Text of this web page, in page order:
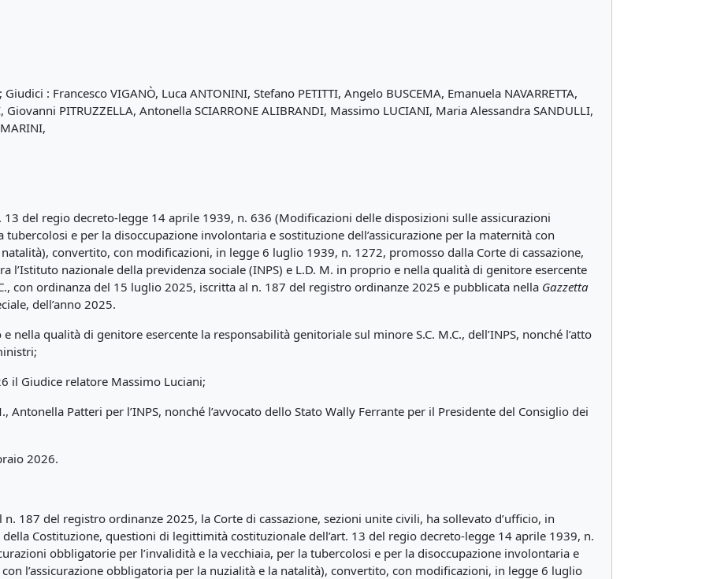
: Francesco VIGANÒ, Luca ANTONINI, Stefano PETITTI, Angelo BUSCEMA, Emanuela NAVARRETTA,
Giovanni PITRUZZELLA, Antonella SCIARRONE ALIBRANDI, Massimo LUCIANI, Maria Alessandra SANDULLI,
del regio decreto-legge 14 aprile 1939, n. 636 (Modificazioni delle disposizioni sulle assicurazioni
e per la disoccupazione involontaria e sostituzione dell’assicurazione per la maternità con
convertito, con modificazioni, in legge 6 luglio 1939, n. 1272, promosso dalla Corte di cassazione,
l’Istituto nazionale della previdenza sociale (INPS) e L.D. M. in proprio e nella qualità di genitore esercente
con ordinanza del 15 luglio 2025, iscritta al n. 187 del registro ordinanze 2025 e pubblicata nella Gazzetta
dell’anno 2025.
qualità di genitore esercente la responsabilità genitoriale sul minore S.C. M.C., dell’INPS, nonché l’atto
il Giudice relatore Massimo Luciani;
Antonella Patteri per l’INPS, nonché l’avvocato dello Stato Wally Ferrante per il Presidente del Consiglio dei
2026.
187 del registro ordinanze 2025, la Corte di cassazione, sezioni unite civili, ha sollevato d’ufficio, in
Costituzione, questioni di legittimità costituzionale dell’art. 13 del regio decreto-legge 14 aprile 1939, n.
obbligatorie per l’invalidità e la vecchiaia, per la tubercolosi e per la disoccupazione involontaria e
l’assicurazione obbligatoria per la nuzialità e la natalità), convertito, con modificazioni, in legge 6 luglio